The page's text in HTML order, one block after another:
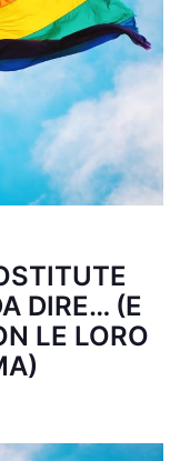
DIRE… (E
LE LORO